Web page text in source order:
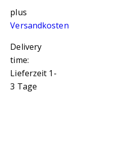
plus
Versandkosten
Delivery
time:
Lieferzeit 1-
3 Tage